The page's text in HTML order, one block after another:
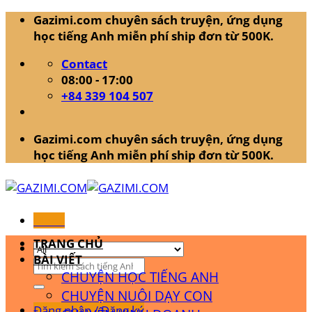
Skip
Gazimi.com chuyên sách truyện, ứng dụng
học tiếng Anh miễn phí ship đơn từ 500K.
Contact
08:00 - 17:00
+84 339 104 507
Gazimi.com chuyên sách truyện, ứng dụng
học tiếng Anh miễn phí ship đơn từ 500K.
Tìm
kiếm:
TRANG CHỦ
BÀI VIẾT
CHUYỆN HỌC TIẾNG ANH
CHUYỆN NUÔI DẠY CON